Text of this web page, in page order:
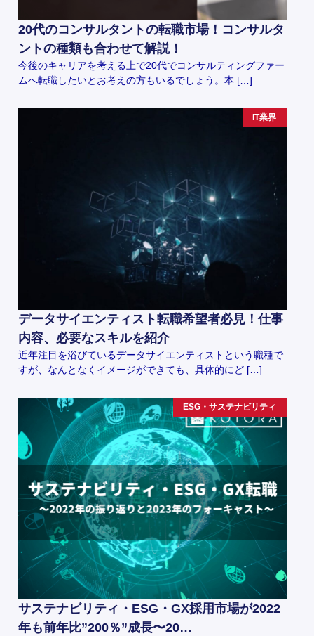
20代のコンサルタントの転職市場！コンサルタ
ントの種類も合わせて解説！
今後のキャリアを考える上で20代でコンサルティングファー
ムへ転職したいとお考えの方もいるでしょう。本 […]
IT業界
データサイエンティスト転職希望者必見！仕事
内容、必要なスキルを紹介
近年注目を浴びているデータサイエンティストという職種で
すが、なんとなくイメージができても、具体的にど […]
ESG・サステナビリティ
サステナビリティ・ESG・GX採用市場が2022
年も前年比”200％”成長〜20…